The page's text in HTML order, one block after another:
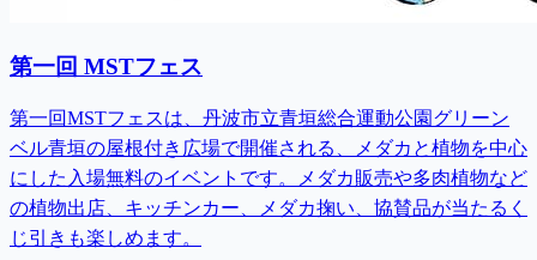
第一回 MSTフェス
第一回MSTフェスは、丹波市立青垣総合運動公園グリーン
ベル青垣の屋根付き広場で開催される、メダカと植物を中心
にした入場無料のイベントです。メダカ販売や多肉植物など
の植物出店、キッチンカー、メダカ掬い、協賛品が当たるく
じ引きも楽しめます。